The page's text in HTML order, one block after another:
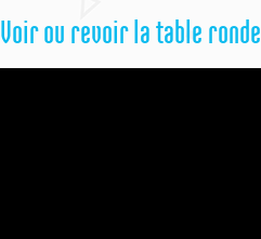
Voir ou revoir la table ronde